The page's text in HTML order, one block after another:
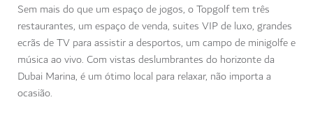
Sem mais do que um espaço de jogos, o Topgolf tem três
restaurantes, um espaço de venda, suites VIP de luxo, grandes
ecrãs de TV para assistir a desportos, um campo de minigolfe e
música ao vivo. Com vistas deslumbrantes do horizonte da
Dubai Marina, é um ótimo local para relaxar, não importa a
ocasião.